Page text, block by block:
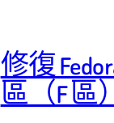
修復
區（F 區